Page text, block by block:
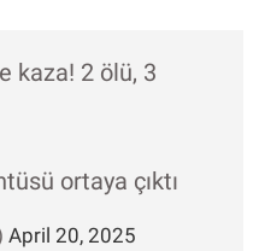
kaza! 2 ölü, 3
ortaya çıktı
April 20, 2025